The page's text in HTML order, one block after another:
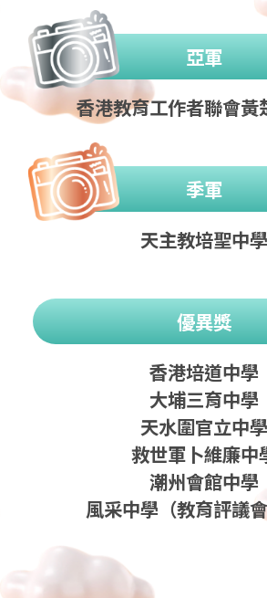
亞軍
香港教育工作者聯會黃
季軍
天主教培聖中學
優異獎
香港培道中學
大埔三育中學
天水圍官立中學
救世軍卜維廉中
潮州會館中學
風采中學（教育評議